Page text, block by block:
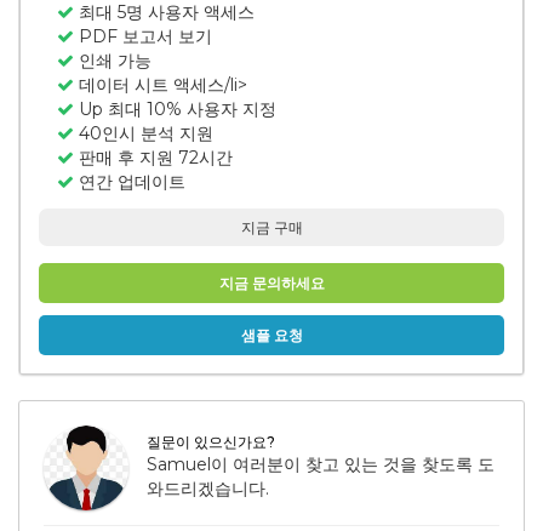
최대 5명 사용자 액세스
PDF 보고서 보기
인쇄 가능
데이터 시트 액세스/li>
Up 최대 10% 사용자 지정
40인시 분석 지원
판매 후 지원 72시간
연간 업데이트
지금 구매
지금 문의하세요
샘플 요청
질문이 있으신가요?
Samuel이 여러분이 찾고 있는 것을 찾도록 도
와드리겠습니다.